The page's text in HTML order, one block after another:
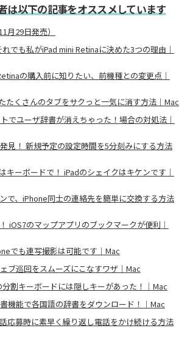
は以下の記事をオススメしています
月29日発売）
でも私がiPad mini Retinaに決めた3つの理由｜
の購入前に知りたい、前機種との変更点｜
たくさんのタブをサクっと一気に消す方法｜Mac
でユーザ辞書が消えちゃった！場合の対処法｜
見！ 新規予定の設定時間を5分刻みにする方法
キーボードで！ iPadのシェイクはキケンです｜
で、iPhone同士の連絡先を簡単に交換する方法
iOS7のマップアプリのブックマークが便利｜
でも連写撮影は可能です｜Mac
ブ巡回をスムーズにこなすワザ｜Mac
割キーボードには隠しキーがあった！｜Mac
機能で各国語の辞書をダウンロード！｜Mac
応募時に素早く繰り返し電話をかけ続ける方法